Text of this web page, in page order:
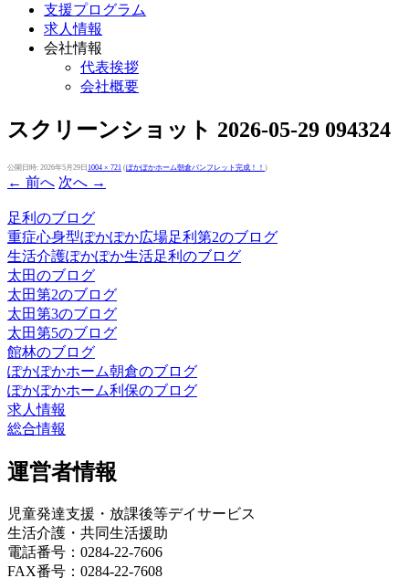
支援プログラム
求人情報
会社情報
代表挨拶
会社概要
スクリーンショット 2026-05-29 094324
公開日時: 2026年5月29日 1004 × 721 (ぽかぽかホーム朝倉パンフレット完成！！ )
← 前へ 次へ →
足利のブログ
重症心身型ぽかぽか広場足利第2のブログ
生活介護ぽかぽか生活足利のブログ
太田のブログ
太田第2のブログ
太田第3のブログ
太田第5のブログ
館林のブログ
ぽかぽかホーム朝倉のブログ
ぽかぽかホーム利保のブログ
求人情報
総合情報
運営者情報
児童発達支援・放課後等デイサービス
生活介護・共同生活援助
電話番号：0284-22-7606
FAX番号：0284-22-7608